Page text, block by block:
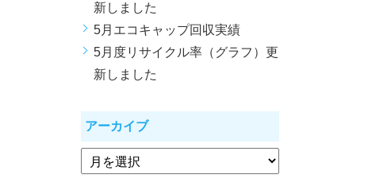
新しました
5月エコキャップ回収実績
5月度リサイクル率（グラフ）更
新しました
アーカイブ